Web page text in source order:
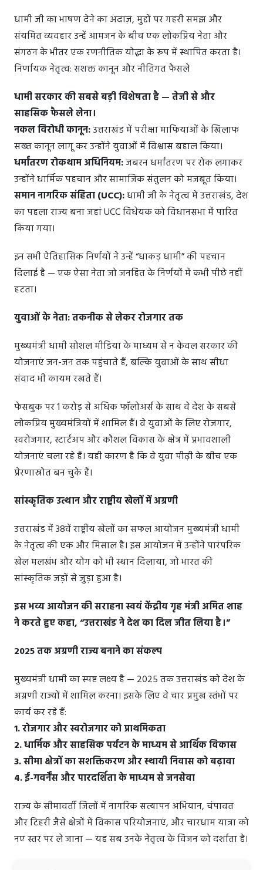
धामी जी का भाषण देने का अंदाज़, मुद्दों पर गहरी समझ और
संयमित व्यवहार उन्हें आमजन के बीच एक लोकप्रिय नेता और
संगठन के भीतर एक रणनीतिक योद्धा के रूप में स्थापित करता है।
निर्णायक नेतृत्व: सशक्त कानून और नीतिगत फैसले
धामी सरकार की सबसे बड़ी विशेषता है — तेजी से और
साहसिक फैसले लेना।
नकल विरोधी कानून:उत्तराखंड में परीक्षा माफियाओं के खिलाफ
सख्त कानून लागू कर उन्होंने युवाओं में विश्वास बहाल किया।
धर्मांतरण रोकथाम अधिनियम:जबरन धर्मांतरण पर रोक लगाकर
उन्होंने धार्मिक पहचान और सामाजिक संतुलन को मजबूत किया।
समान नागरिक संहिता (UCC):धामी जी के नेतृत्व में उत्तराखंड, देश
का पहला राज्य बना जहां UCC विधेयक को विधानसभा में पारित
किया गया।
इन सभी ऐतिहासिक निर्णयों ने उन्हें “धाकड़ धामी” की पहचान
दिलाई है — एक ऐसा नेता जो जनहित के निर्णयों में कभी पीछे नहीं
हटता।
युवाओं के नेता: तकनीक से लेकर रोजगार तक
मुख्यमंत्री धामी सोशल मीडिया के माध्यम से न केवल सरकार की
योजनाएं जन-जन तक पहुंचाते हैं, बल्कि युवाओं के साथ सीधा
संवाद भी कायम रखते हैं।
फेसबुक पर 1 करोड़ से अधिक फॉलोअर्स के साथ वे देश के सबसे
लोकप्रिय मुख्यमंत्रियों में शामिल हैं। वे युवाओं के लिए रोजगार,
स्वरोजगार, स्टार्टअप और कौशल विकास के क्षेत्र में प्रभावशाली
योजनाएं चला रहे हैं। यही कारण है कि वे युवा पीढ़ी के बीच एक
प्रेरणास्रोत बन चुके हैं।
सांस्कृतिक उत्थान और राष्ट्रीय खेलों में अग्रणी
उत्तराखंड में 38वें राष्ट्रीय खेलों का सफल आयोजन मुख्यमंत्री धामी
के नेतृत्व की एक और मिसाल है। इस आयोजन में उन्होंने पारंपरिक
खेल मलखंभ और योग को भी स्थान दिलाया, जो भारत की
सांस्कृतिक जड़ों से जुड़ा हुआ है।
इस भव्य आयोजन की सराहना स्वयं केंद्रीय गृह मंत्री अमित शाह
ने करते हुए कहा, “उत्तराखंड ने देश का दिल जीत लिया है।”
2025 तक अग्रणी राज्य बनाने का संकल्प
मुख्यमंत्री धामी का स्पष्ट लक्ष्य है — 2025 तक उत्तराखंड को देश के
अग्रणी राज्यों में शामिल करना। इसके लिए वे चार प्रमुख स्तंभों पर
कार्य कर रहे हैं:
1. रोजगार और स्वरोजगार को प्राथमिकता
2. धार्मिक और साहसिक पर्यटन के माध्यम से आर्थिक विकास
3. सीमा क्षेत्रों का सशक्तिकरण और स्थायी निवास को बढ़ावा
4. ई-गवर्नेंस और पारदर्शिता के माध्यम से जनसेवा
राज्य के सीमावर्ती जिलों में नागरिक सत्यापन अभियान, चंपावत
और टिहरी जैसे क्षेत्रों में विकास परियोजनाएं, और चारधाम यात्रा को
नए स्तर पर ले जाना — यह सब उनके नेतृत्व के विजन को दर्शाता है।